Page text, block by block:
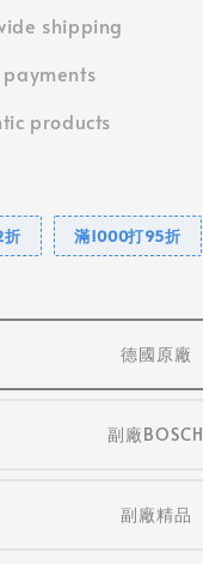
shipping
payments
products
滿1000打95折
德國原廠
副廠BOSCH
副廠精品